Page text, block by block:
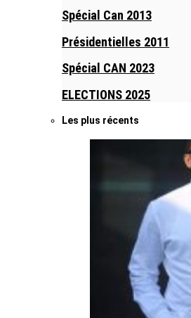
Spécial Can 2013
Présidentielles 2011
Spécial CAN 2023
ELECTIONS 2025
Les plus récents